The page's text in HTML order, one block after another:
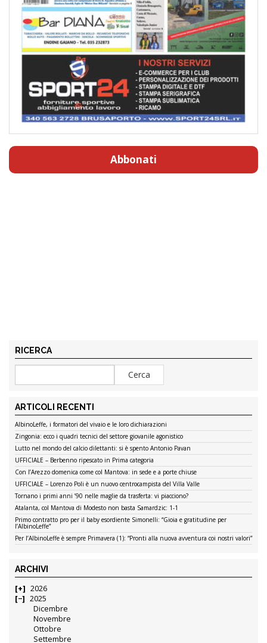
Abbonati
RICERCA
ARTICOLI RECENTI
AlbinoLeffe, i formatori del vivaio e le loro dichiarazioni
Zingonia: ecco i quadri tecnici del settore giovanile agonistico
Lutto nel mondo del calcio dilettanti: si è spento Antonio Pavan
UFFICIALE – Berbenno ripescato in Prima categoria
Con l’Arezzo domenica come col Mantova: in sede e a porte chiuse
UFFICIALE – Lorenzo Poli è un nuovo centrocampista del Villa Valle
Tornano i primi anni ’90 nelle maglie da trasferta: vi piacciono?
Atalanta, col Mantova di Modesto non basta Samardzic: 1-1
Primo contratto pro per il baby esordiente Simonelli: “Gioia e gratitudine per
l’AlbinoLeffe”
Per l’AlbinoLeffe è sempre Primavera (1): “Pronti alla nuova avventura coi nostri valori”
ARCHIVI
2026
2025
Dicembre
Novembre
Ottobre
Settembre